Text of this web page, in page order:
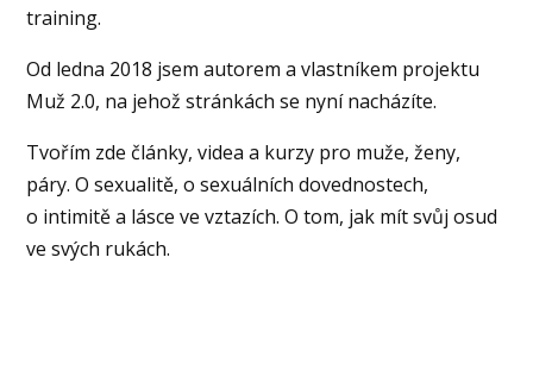
training.
Od ledna 2018 jsem autorem a vlastníkem projektu
Muž 2.0, na jehož stránkách se nyní nacházíte.
Tvořím zde články, videa a kurzy pro muže, ženy,
páry. O sexualitě, o sexuálních dovednostech,
o intimitě a lásce ve vztazích. O tom, jak mít svůj osud
ve svých rukách.